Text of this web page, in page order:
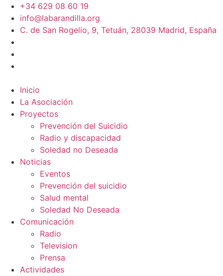
+34 629 08 60 19
info@labarandilla.org
C. de San Rogelio, 9, Tetuán, 28039 Madrid, España
Inicio
La Asociación
Proyectos
Prevención del Suicidio
Radio y discapacidad
Soledad no Deseada
Noticias
Eventos
Prevención del suicidio
Salud mental
Soledad No Deseada
Comunicación
Radio
Television
Prensa
Actividades